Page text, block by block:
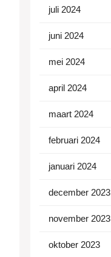
juli 2024
juni 2024
mei 2024
april 2024
maart 2024
februari 2024
januari 2024
december 2023
november 2023
oktober 2023